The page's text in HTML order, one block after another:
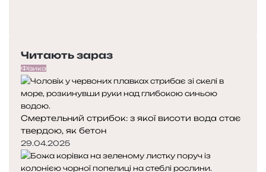
к
о
м
д
л
я
н
а
с
л
р
е
д
н
я
с
т
о
р
і
т
у
п
н
а
с
т
о
р
і
Читають зараз
Фізика
Смертельний стрибок: з якої висоти вода стає
твердою, як бетон
29.04.2025